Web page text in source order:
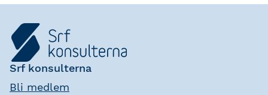
Srf konsulterna
Bli medlem